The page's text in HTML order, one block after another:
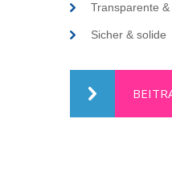
Transparente
Sicher & solide